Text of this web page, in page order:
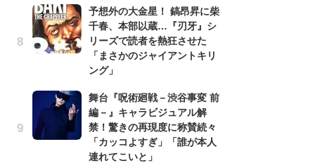
予想外の大金星！ 鎬昂昇に柴
千春、本部以蔵…『刃牙』シ
リーズで読者を熱狂させた
「まさかのジャイアントキリ
ング」
舞台『呪術廻戦－渋谷事変 前
編－』キャラビジュアル解
禁！驚きの再現度に称賛続々
「カッコよすぎ」「誰が本人
連れてこいと」